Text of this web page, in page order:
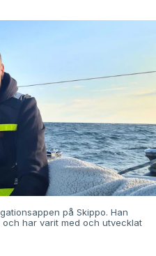
på Skippo. Han
har varit med och utvecklat